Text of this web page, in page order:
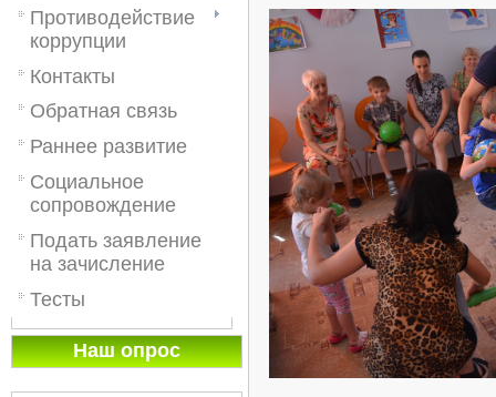
Противодействие
коррупции
Контакты
Обратная связь
Раннее развитие
Социальное
сопровождение
Подать заявление
на зачисление
Тесты
Наш опрос